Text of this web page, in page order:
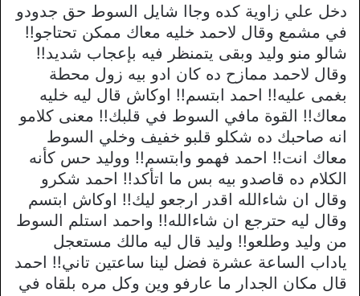
دخل علي زاوية كده وجاا شايل السوط حق جدودو
في مشمع وقال لاحمد خليه معاك ممكن تحتاجو!!
شالو منو وليد وبقى يتمنظر فيه بإعجاب شديد!!
وقال لاحمد ممازح ده كان ادو بيه زول محطة
بغمى عليه!! احمد ابتسم!! اوكاش قال ليه خليه
معاك!! القوة مافي السوط في قلبك!! معنى كلامو
انه صاحبك ده شكلو قلبو خفيف وخلي السوط
معاك انت!! احمد فهمو وابتسم!! ووليد حس كأنه
الكلام ده قاصدو بيه بس ما اتأكد!! احمد شكرو
وقال ان شاءالله اقدر ارجعو ليك!! اوكاش ابتسم
وقال ليه حترجع ان شاءالله!! واحمد استلم السوط
من وليد وطلعو!! وليد قال ليه مالك مستعجل
ياداب الساعة عشرة فضل لينا ساعتين تاني!! احمد
قال مكان الجدار ما عارفو وين وكل مره بلقاه في